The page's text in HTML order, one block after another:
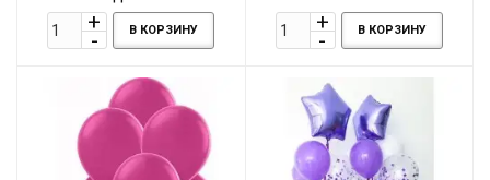
В КОРЗИНУ В КОРЗИНУ